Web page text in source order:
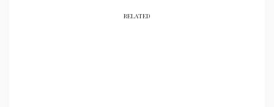
RELATED